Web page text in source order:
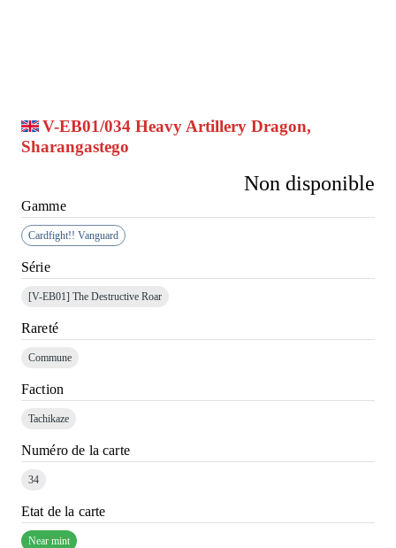
V-EB01/034 Heavy Artillery Dragon,
Sharangastego
Gamme
Cardfight!! Vanguard
Série
[V-EB01] The Destructive Roar
Rareté
Commune
Faction
Tachikaze
Numéro de la carte
34
Etat de la carte
Near mint
Non disponible